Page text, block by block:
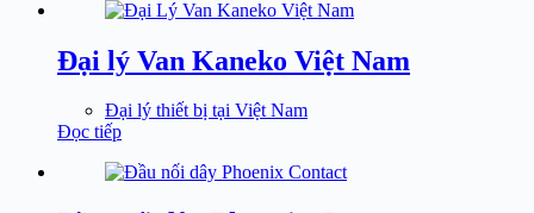
Đại lý Van Kaneko Việt Nam
Đại lý thiết bị tại Việt Nam
Đọc tiếp